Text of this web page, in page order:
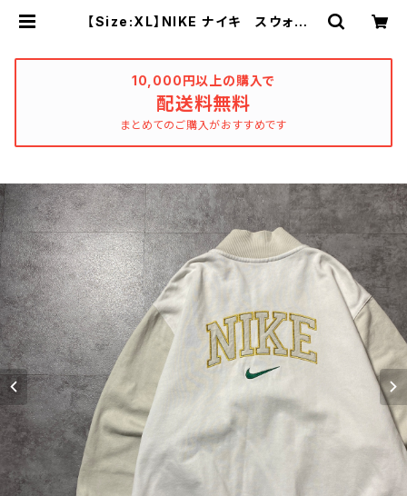
【Size:XL】NIKE ナイキ スウォッシ
ージ トラックジャケット | used_cl
othing_katharsis
10,000円以上の購入で
配送料無料
まとめてのご購入がおすすめです